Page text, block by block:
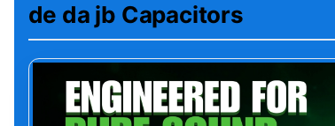
de da jb Capacitors